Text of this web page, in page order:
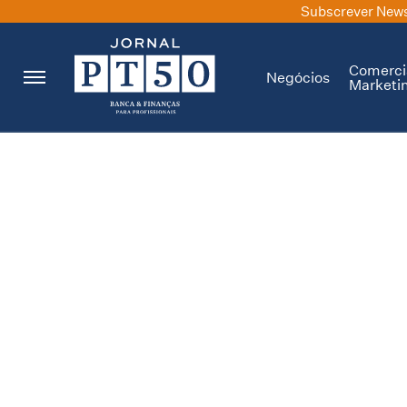
Subscrever
Negócios